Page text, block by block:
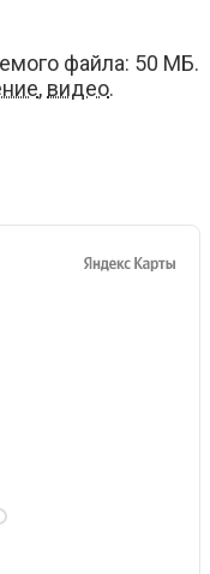
файла: 50 МБ.
, видео.